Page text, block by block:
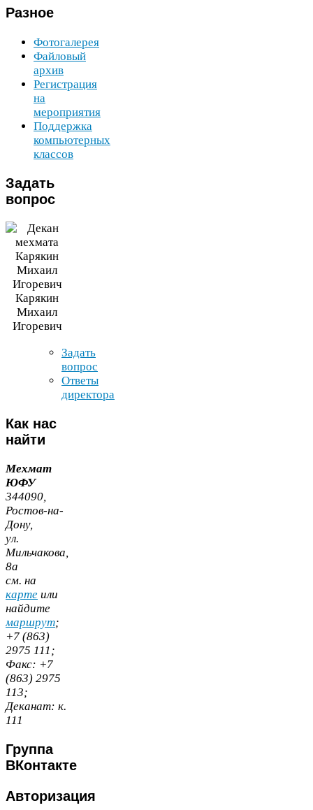
Разное
Фотогалерея
Файловый
архив
Регистрация
на
мероприятия
Поддержка
компьютерных
классов
Задать
вопрос
Карякин
Михаил
Игоревич
Задать
вопрос
Ответы
директора
Как нас
найти
Мехмат
ЮФУ
344090,
Ростов-​на-​
Дону,
ул.
Мильчакова,
8а
cм. на
карте или
найдите
маршрут;
+7 (863)
2975 111;
Факс: +7
(863) 2975
113;
Деканат: к.
111
Группа
ВКонтакте
Авторизация